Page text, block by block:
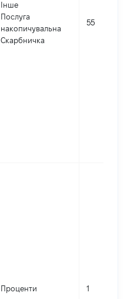
Інше
Послуга
накопичувальна
Скарбничка
55
Проценти 1